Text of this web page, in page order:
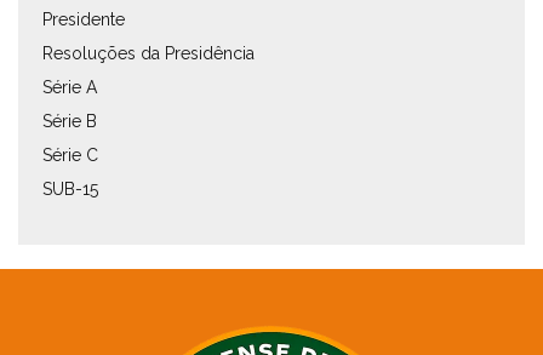
Presidente
Resoluções da Presidência
Série A
Série B
Série C
SUB-15